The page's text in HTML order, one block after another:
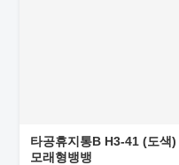
타공휴지통B H3-41 (도색)
모래형뱅뱅